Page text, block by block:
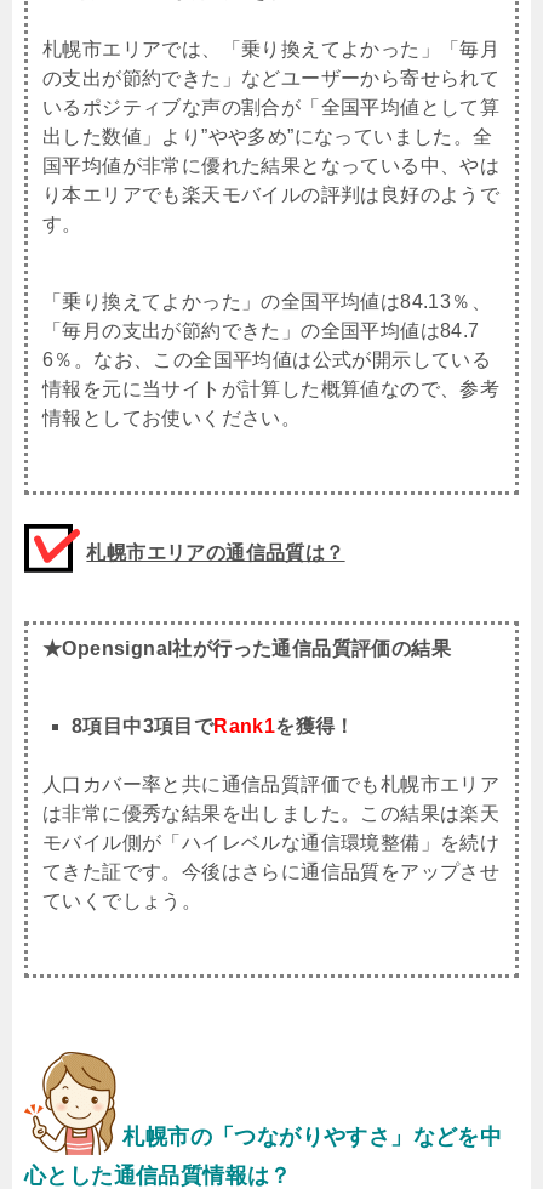
札幌市エリアでは、「乗り換えてよかった」「毎月
の支出が節約できた」などユーザーから寄せられて
いるポジティブな声の割合が「全国平均値として算
出した数値」より”やや多め”になっていました。全
国平均値が非常に優れた結果となっている中、やは
り本エリアでも楽天モバイルの評判は良好のようで
す。
「乗り換えてよかった」の全国平均値は84.13％、
「毎月の支出が節約できた」の全国平均値は84.7
6％。なお、この全国平均値は公式が開示している
情報を元に当サイトが計算した概算値なので、参考
情報としてお使いください。
札幌市エリアの通信品質は？
★Opensignal社が行った通信品質評価の結果
8項目中3項目でRank1を獲得！
人口カバー率と共に通信品質評価でも札幌市エリア
は非常に優秀な結果を出しました。この結果は楽天
モバイル側が「ハイレベルな通信環境整備」を続け
てきた証です。今後はさらに通信品質をアップさせ
ていくでしょう。
札幌市の「つながりやすさ」などを中
心とした通信品質情報は？